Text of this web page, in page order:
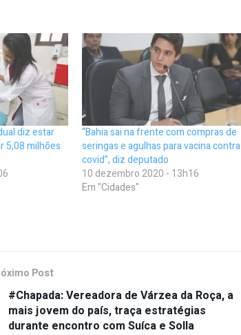
diz estar
5,08 milhões
“Bahia sai na frente com compras de
seringas e agulhas para vacina contra
covid”, diz deputado
10 dezembro 2020 - 13h16
Em "Cidades"
Post
#Chapada: Vereadora de Várzea da Roça, a
mais jovem do país, traça estratégias
durante encontro com Suíca e Solla